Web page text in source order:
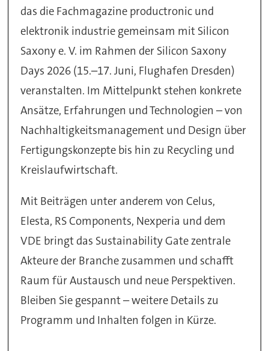
das die Fachmagazine productronic und
elektronik industrie gemeinsam mit Silicon
Saxony e. V. im Rahmen der Silicon Saxony
Days 2026 (15.–17. Juni, Flughafen Dresden)
veranstalten. Im Mittelpunkt stehen konkrete
Ansätze, Erfahrungen und Technologien – von
Nachhaltigkeitsmanagement und Design über
Fertigungskonzepte bis hin zu Recycling und
Kreislaufwirtschaft.
Mit Beiträgen unter anderem von Celus,
Elesta, RS Components, Nexperia und dem
VDE bringt das Sustainability Gate zentrale
Akteure der Branche zusammen und schafft
Raum für Austausch und neue Perspektiven.
Bleiben Sie gespannt – weitere Details zu
Programm und Inhalten folgen in Kürze.